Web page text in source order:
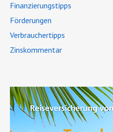
Finanzierungstipps
Förderungen
Verbrauchertipps
Zinskommentar